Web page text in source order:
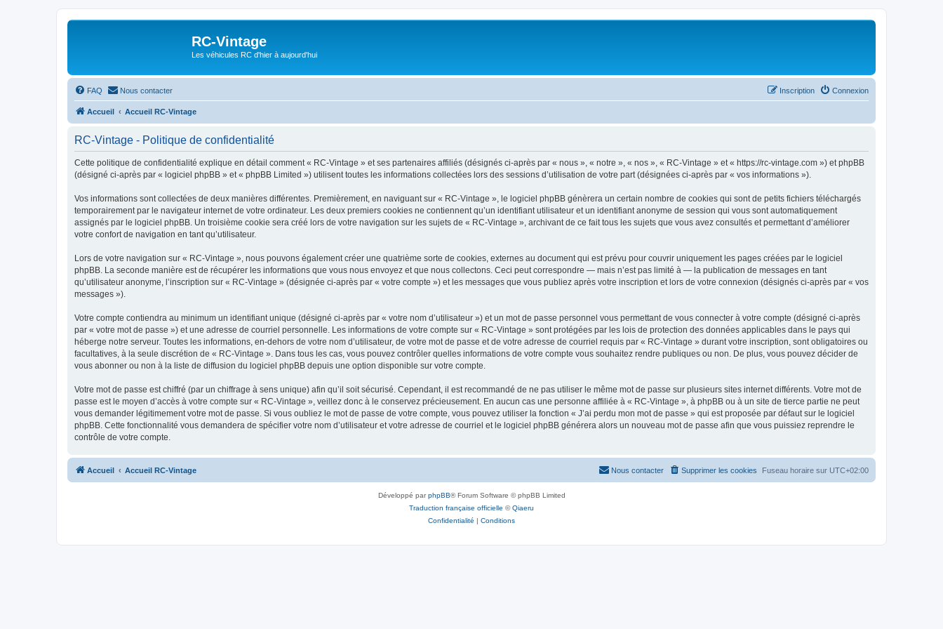
RC-Vintage
Les véhicules RC d'hier à aujourd'hui
FAQ Nous contacter Connexion
Inscription
Accueil Accueil RC-Vintage
RC-Vintage - Politique de confidentialité
Cette politique de confidentialité explique en détail comment « RC-Vintage » et ses partenaires affiliés (désignés ci-après par « nous », « notre », « nos », « RC-Vintage » et « https://rc-vintage.com ») et phpBB
(désigné ci-après par « logiciel phpBB » et « phpBB Limited ») utilisent toutes les informations collectées lors des sessions d’utilisation de votre part (désignées ci-après par « vos informations »).
Vos informations sont collectées de deux manières différentes. Premièrement, en naviguant sur « RC-Vintage », le logiciel phpBB génèrera un certain nombre de cookies qui sont de petits fichiers téléchargés
temporairement par le navigateur internet de votre ordinateur. Les deux premiers cookies ne contiennent qu’un identifiant utilisateur et un identifiant anonyme de session qui vous sont automatiquement
assignés par le logiciel phpBB. Un troisième cookie sera créé lors de votre navigation sur les sujets de « RC-Vintage », archivant de ce fait tous les sujets que vous avez consultés et permettant d’améliorer
votre confort de navigation en tant qu’utilisateur.
Lors de votre navigation sur « RC-Vintage », nous pouvons également créer une quatrième sorte de cookies, externes au document qui est prévu pour couvrir uniquement les pages créées par le logiciel
phpBB. La seconde manière est de récupérer les informations que vous nous envoyez et que nous collectons. Ceci peut correspondre — mais n’est pas limité à — la publication de messages en tant
qu’utilisateur anonyme, l’inscription sur « RC-Vintage » (désignée ci-après par « votre compte ») et les messages que vous publiez après votre inscription et lors de votre connexion (désignés ci-après par « vos
messages »).
Votre compte contiendra au minimum un identifiant unique (désigné ci-après par « votre nom d’utilisateur ») et un mot de passe personnel vous permettant de vous connecter à votre compte (désigné ci-après
par « votre mot de passe ») et une adresse de courriel personnelle. Les informations de votre compte sur « RC-Vintage » sont protégées par les lois de protection des données applicables dans le pays qui
héberge notre serveur. Toutes les informations, en-dehors de votre nom d’utilisateur, de votre mot de passe et de votre adresse de courriel requis par « RC-Vintage » durant votre inscription, sont obligatoires ou
facultatives, à la seule discrétion de « RC-Vintage ». Dans tous les cas, vous pouvez contrôler quelles informations de votre compte vous souhaitez rendre publiques ou non. De plus, vous pouvez décider de
vous abonner ou non à la liste de diffusion du logiciel phpBB depuis une option disponible sur votre compte.
Votre mot de passe est chiffré (par un chiffrage à sens unique) afin qu’il soit sécurisé. Cependant, il est recommandé de ne pas utiliser le même mot de passe sur plusieurs sites internet différents. Votre mot de
passe est le moyen d’accès à votre compte sur « RC-Vintage », veillez donc à le conservez précieusement. En aucun cas une personne affiliée à « RC-Vintage », à phpBB ou à un site de tierce partie ne peut
vous demander légitimement votre mot de passe. Si vous oubliez le mot de passe de votre compte, vous pouvez utiliser la fonction « J’ai perdu mon mot de passe » qui est proposée par défaut sur le logiciel
phpBB. Cette fonctionnalité vous demandera de spécifier votre nom d’utilisateur et votre adresse de courriel et le logiciel phpBB générera alors un nouveau mot de passe afin que vous puissiez reprendre le
contrôle de votre compte.
Accueil Accueil RC-Vintage Fuseau horaire sur UTC+02:00
Supprimer les cookies
Nous contacter
Développé parphpBB® Forum Software © phpBB Limited
Traduction française officielle ©Qiaeru
Confidentialité | Conditions